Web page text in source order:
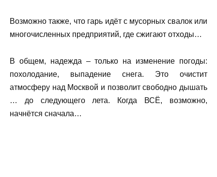
Возможно также, что гарь идёт с мусорных свалок или
многочисленных предприятий, где сжигают отходы…
В общем, надежда – только на изменение погоды:
похолодание, выпадение снега. Это очистит
атмосферу над Москвой и позволит свободно дышать
… до следующего лета. Когда ВСЁ, возможно,
начнётся сначала…